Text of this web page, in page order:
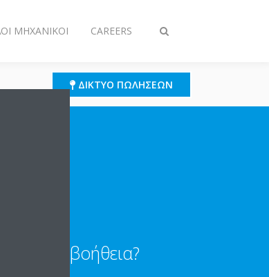
Εναλλαγή
ΜΗΧΑΝΙΚΟΊ CAREERS
ΔΊΚΤΥΟ ΠΩΛΉΣΕΩΝ
βοήθεια?